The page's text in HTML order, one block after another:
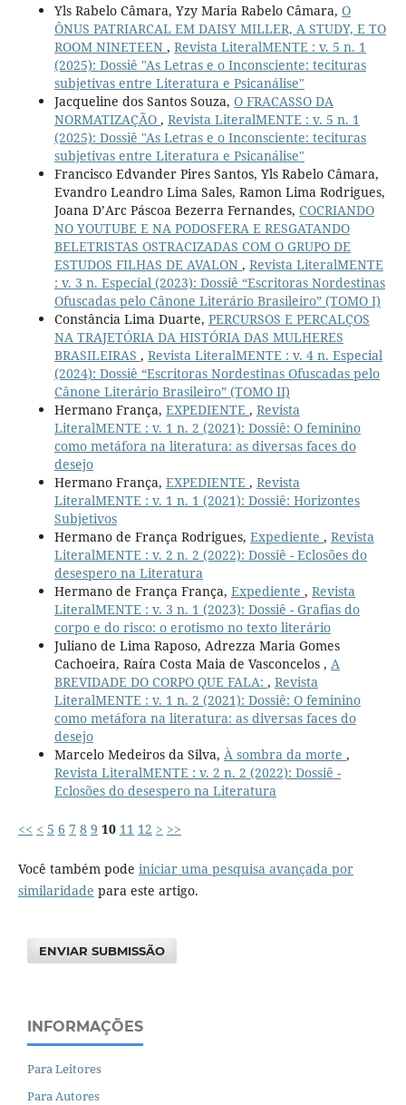
Yls Rabelo Câmara, Yzy Maria Rabelo Câmara, O
ÔNUS PATRIARCAL EM DAISY MILLER, A STUDY, E TO
ROOM NINETEEN , Revista LiteralMENTE : v. 5 n. 1
(2025): Dossiê "As Letras e o Inconsciente: tecituras
subjetivas entre Literatura e Psicanálise"
Jacqueline dos Santos Souza, O FRACASSO DA
NORMATIZAÇÃO , Revista LiteralMENTE : v. 5 n. 1
(2025): Dossiê "As Letras e o Inconsciente: tecituras
subjetivas entre Literatura e Psicanálise"
Francisco Edvander Pires Santos, Yls Rabelo Câmara,
Evandro Leandro Lima Sales, Ramon Lima Rodrigues,
Joana D’Arc Páscoa Bezerra Fernandes, COCRIANDO
NO YOUTUBE E NA PODOSFERA E RESGATANDO
BELETRISTAS OSTRACIZADAS COM O GRUPO DE
ESTUDOS FILHAS DE AVALON , Revista LiteralMENTE
: v. 3 n. Especial (2023): Dossiê “Escritoras Nordestinas
Ofuscadas pelo Cânone Literário Brasileiro” (TOMO I)
Constância Lima Duarte, PERCURSOS E PERCALÇOS
NA TRAJETÓRIA DA HISTÓRIA DAS MULHERES
BRASILEIRAS , Revista LiteralMENTE : v. 4 n. Especial
(2024): Dossiê “Escritoras Nordestinas Ofuscadas pelo
Cânone Literário Brasileiro” (TOMO II)
Hermano França, EXPEDIENTE , Revista
LiteralMENTE : v. 1 n. 2 (2021): Dossiê: O feminino
como metáfora na literatura: as diversas faces do
desejo
Hermano França, EXPEDIENTE , Revista
LiteralMENTE : v. 1 n. 1 (2021): Dossiê: Horizontes
Subjetivos
Hermano de França Rodrigues, Expediente , Revista
LiteralMENTE : v. 2 n. 2 (2022): Dossiê - Eclosões do
desespero na Literatura
Hermano de França França, Expediente , Revista
LiteralMENTE : v. 3 n. 1 (2023): Dossiê - Grafias do
corpo e do risco: o erotismo no texto literário
Juliano de Lima Raposo, Adrezza Maria Gomes
Cachoeira, Raíra Costa Maia de Vasconcelos , A
BREVIDADE DO CORPO QUE FALA: , Revista
LiteralMENTE : v. 1 n. 2 (2021): Dossiê: O feminino
como metáfora na literatura: as diversas faces do
desejo
Marcelo Medeiros da Silva, À sombra da morte ,
Revista LiteralMENTE : v. 2 n. 2 (2022): Dossiê -
Eclosões do desespero na Literatura
<< < 5 6 7 8 9 10 11 12 > >>
Você também pode iniciar uma pesquisa avançada por
similaridade para este artigo.
ENVIAR SUBMISSÃO
INFORMAÇÕES
Para Leitores
Para Autores